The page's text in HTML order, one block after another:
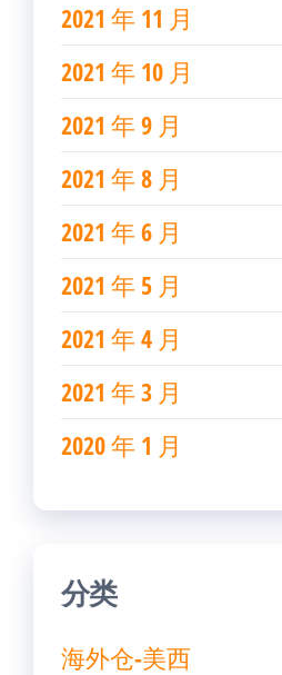
2021 年 11 月
2021 年 10 月
2021 年 9 月
2021 年 8 月
2021 年 6 月
2021 年 5 月
2021 年 4 月
2021 年 3 月
2020 年 1 月
分类
海外仓-美西